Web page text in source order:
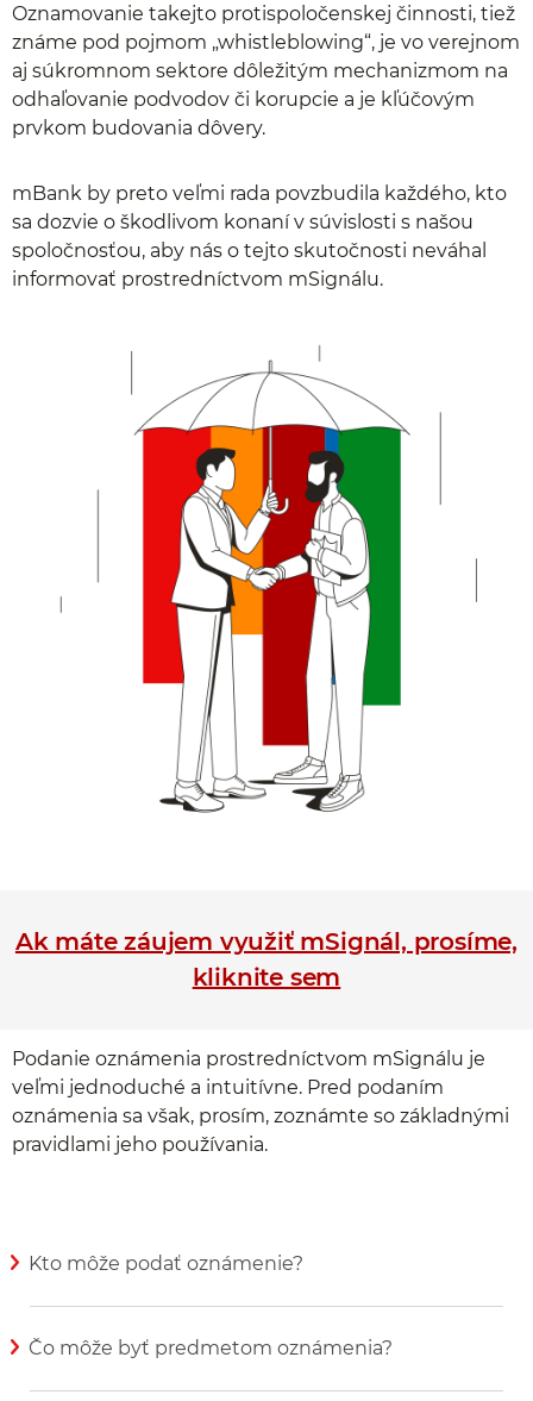
Oznamovanie takejto protispoločenskej činnosti, tiež
známe pod pojmom „whistleblowing“, je vo verejnom
aj súkromnom sektore dôležitým mechanizmom na
odhaľovanie podvodov či korupcie a je kľúčovým
prvkom budovania dôvery.
mBank by preto veľmi rada povzbudila každého, kto
sa dozvie o škodlivom konaní v súvislosti s našou
spoločnosťou, aby nás o tejto skutočnosti neváhal
informovať prostredníctvom mSignálu.
Ak máte záujem využiť mSignál, prosíme,
kliknite sem
Podanie oznámenia prostredníctvom mSignálu je
veľmi jednoduché a intuitívne. Pred podaním
oznámenia sa však, prosím, zoznámte so základnými
pravidlami jeho používania.
Kto môže podať oznámenie?
Čo môže byť predmetom oznámenia?